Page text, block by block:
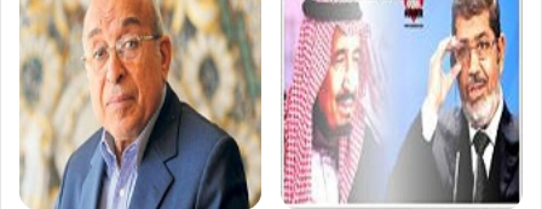
باید به خیابانها بیایند تا کرامت ملی را برگردانند.»
منبع:العالم
انتخابات ریاست جمهوری سیسی
قدرت ارتش مصر